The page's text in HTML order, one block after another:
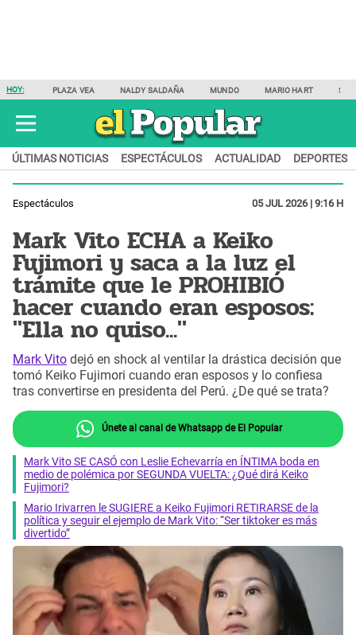
HOY: PLAZA VEA NALDY SALDAÑA MUNDO MARIO HART
ÚLTIMAS NOTICIAS ESPECTÁCULOS ACTUALIDAD DEPORTES
Espectáculos 05 JUL 2026 | 9:16 H
Mark Vito ECHA a Keiko
Fujimori y saca a la luz el
trámite que le PROHIBIÓ
hacer cuando eran esposos:
"Ella no quiso..."
Mark Vito dejó en shock al ventilar la drástica decisión que
tomó Keiko Fujimori cuando eran esposos y lo confiesa
tras convertirse en presidenta del Perú. ¿De qué se trata?
Únete al canal de Whatsapp de El Popular
Mark Vito SE CASÓ con Leslie Echevarría en ÍNTIMA boda en
medio de polémica por SEGUNDA VUELTA: ¿Qué dirá Keiko
Fujimori?
Mario Irivarren le SUGIERE a Keiko Fujimori RETIRARSE de la
política y seguir el ejemplo de Mark Vito: “Ser tiktoker es más
divertido”